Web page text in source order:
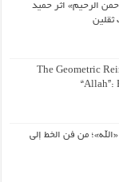
الرحیم» اثر حمید
ثقلین
The Geometric
“Allah”:
من فن الخط إلى